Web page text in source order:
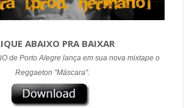
ABAIXO PRA BAIXAR
de Porto Alegre lança em sua nova mixtape o
Reggaeton "Máscara".